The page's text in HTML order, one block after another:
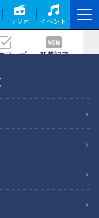
ラジオ イベント
アップ 新着記事
がぶーち
」